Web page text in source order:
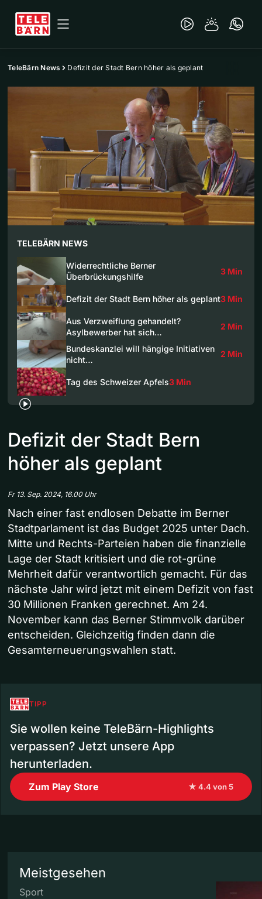
TeleBärn News Defizit der Stadt Bern höher als geplant
TELEBÄRN NEWS
Widerrechtliche Berner
Überbrückungshilfe
3 Min
Defizit der Stadt Bern höher als geplant3 Min
Aus Verzweiflung gehandelt?
Asylbewerber hat sich…
2 Min
Bundeskanzlei will hängige Initiativen
nicht…
2 Min
Tag des Schweizer Apfels3 Min
Defizit der Stadt Bern
höher als geplant
Fr 13. Sep. 2024, 16.00 Uhr
Nach einer fast endlosen Debatte im Berner
Stadtparlament ist das Budget 2025 unter Dach.
Mitte und Rechts-Parteien haben die finanzielle
Lage der Stadt kritisiert und die rot-grüne
Mehrheit dafür verantwortlich gemacht. Für das
nächste Jahr wird jetzt mit einem Defizit von fast
30 Millionen Franken gerechnet. Am 24.
November kann das Berner Stimmvolk darüber
entscheiden. Gleichzeitig finden dann die
Gesamterneuerungswahlen statt.
TIPP
Sie wollen keine TeleBärn-Highlights
verpassen? Jetzt unsere App
herunterladen.
Zum Play Store ★ 4.4 von 5
Meistgesehen
Sport